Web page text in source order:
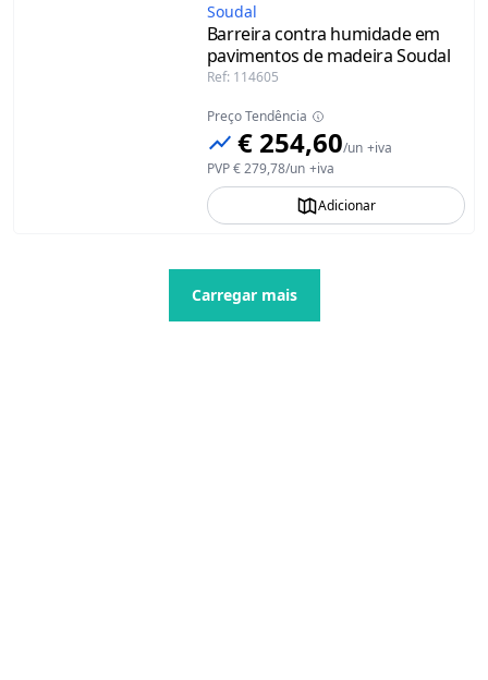
Soudal
Barreira contra humidade em
pavimentos de madeira Soudal
Ref: 114605
Preço Tendência
€ 254,60/un +iva
PVP€ 279,78/un +iva
Adicionar
Carregar mais